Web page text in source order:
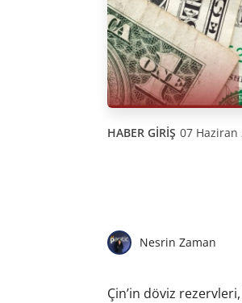
HABER GİRİŞ 07 Haziran
Nesrin Zaman
Çin’in döviz